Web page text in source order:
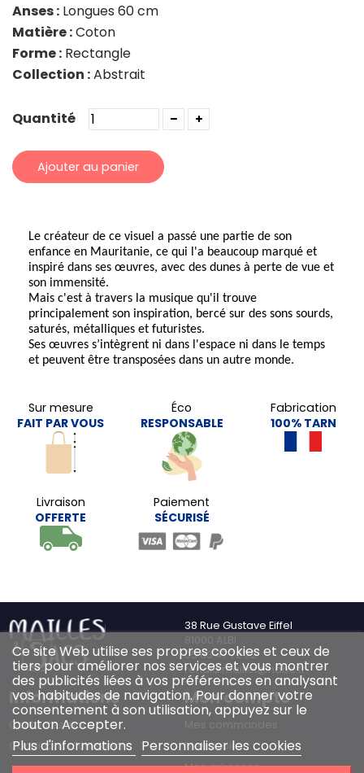
Anses : Longues 60 cm
Matière :Coton
Forme : Rectangle
Collection :Abstrait
Quantité
Ajouter au panier
Le créateur de ce visuel a passé une partie de son
enfance en Mauritanie, ce qui l'a beaucoup marqué et
inspiré dans ses œuvres, avec des dunes à perte de vue et
son immensité.
Mais c'est à travers la musique qu'il trouve
principalement son inspiration, bercé sur des sons sourds,
saturés, métalliques et futuristes.
Ses œuvres s’intègrent ni dans l'espace ni dans le temps
et peuvent être transposées dans un autre monde.
Sur mesure
FAIT PAR VOUS
Éco
RESPONSABLE
Fabrication
100% TARN
Livraison
OFFERTE
Paiement
SÉCURISÉ
38 Rue Gustave Eiffel
05 63 47 72 72
renald.maillet@habc.fr
Informations
Contactez-nous
Conditions d'utilisation
Mon compte
Mes avoirs
Mes adresses
Ce site Web utilise ses propres cookies et ceux de
tiers pour améliorer nos services et vous montrer
des publicités liées à vos préférences en analysant
vos habitudes de navigation. Pour donner votre
consentement à son utilisation, appuyez sur le
bouton Accepter.
Plus d'informations Personnaliser les cookies